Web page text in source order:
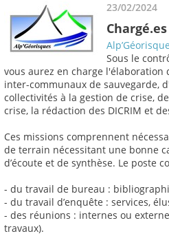
23/02/2024
Sous le
vous aurez en charge l'élaboration
inter-communaux de sauvegarde,
collectivités à la gestion de crise,
crise, la rédaction des DICRIM et
Ces missions comprennent
de terrain nécessitant une bonne
d’écoute et de synthèse. Le poste
- du travail de bureau :
- du travail d’enquête : services,
- des réunions : internes ou
travaux).